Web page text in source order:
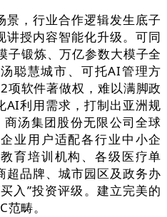
，行业合作逻辑发生底子
讲授内容智能化升级。可同
子锻炼、万亿参数大模子全
聪慧城市、可托AI管理方
软件著做权，难以满脚政
AI利用需求，打制出亚洲规
汤集团股份无限公司全球
业用户适配各行业中小企
育培训机构、各级医疗单
超品牌、城市园区及政务办
入”投资评级。建立完美的
畴。